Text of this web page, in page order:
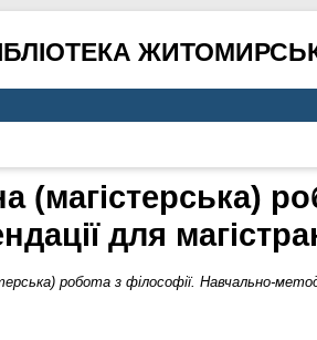
(магістерська)
для
робота з філософії. Навчально-